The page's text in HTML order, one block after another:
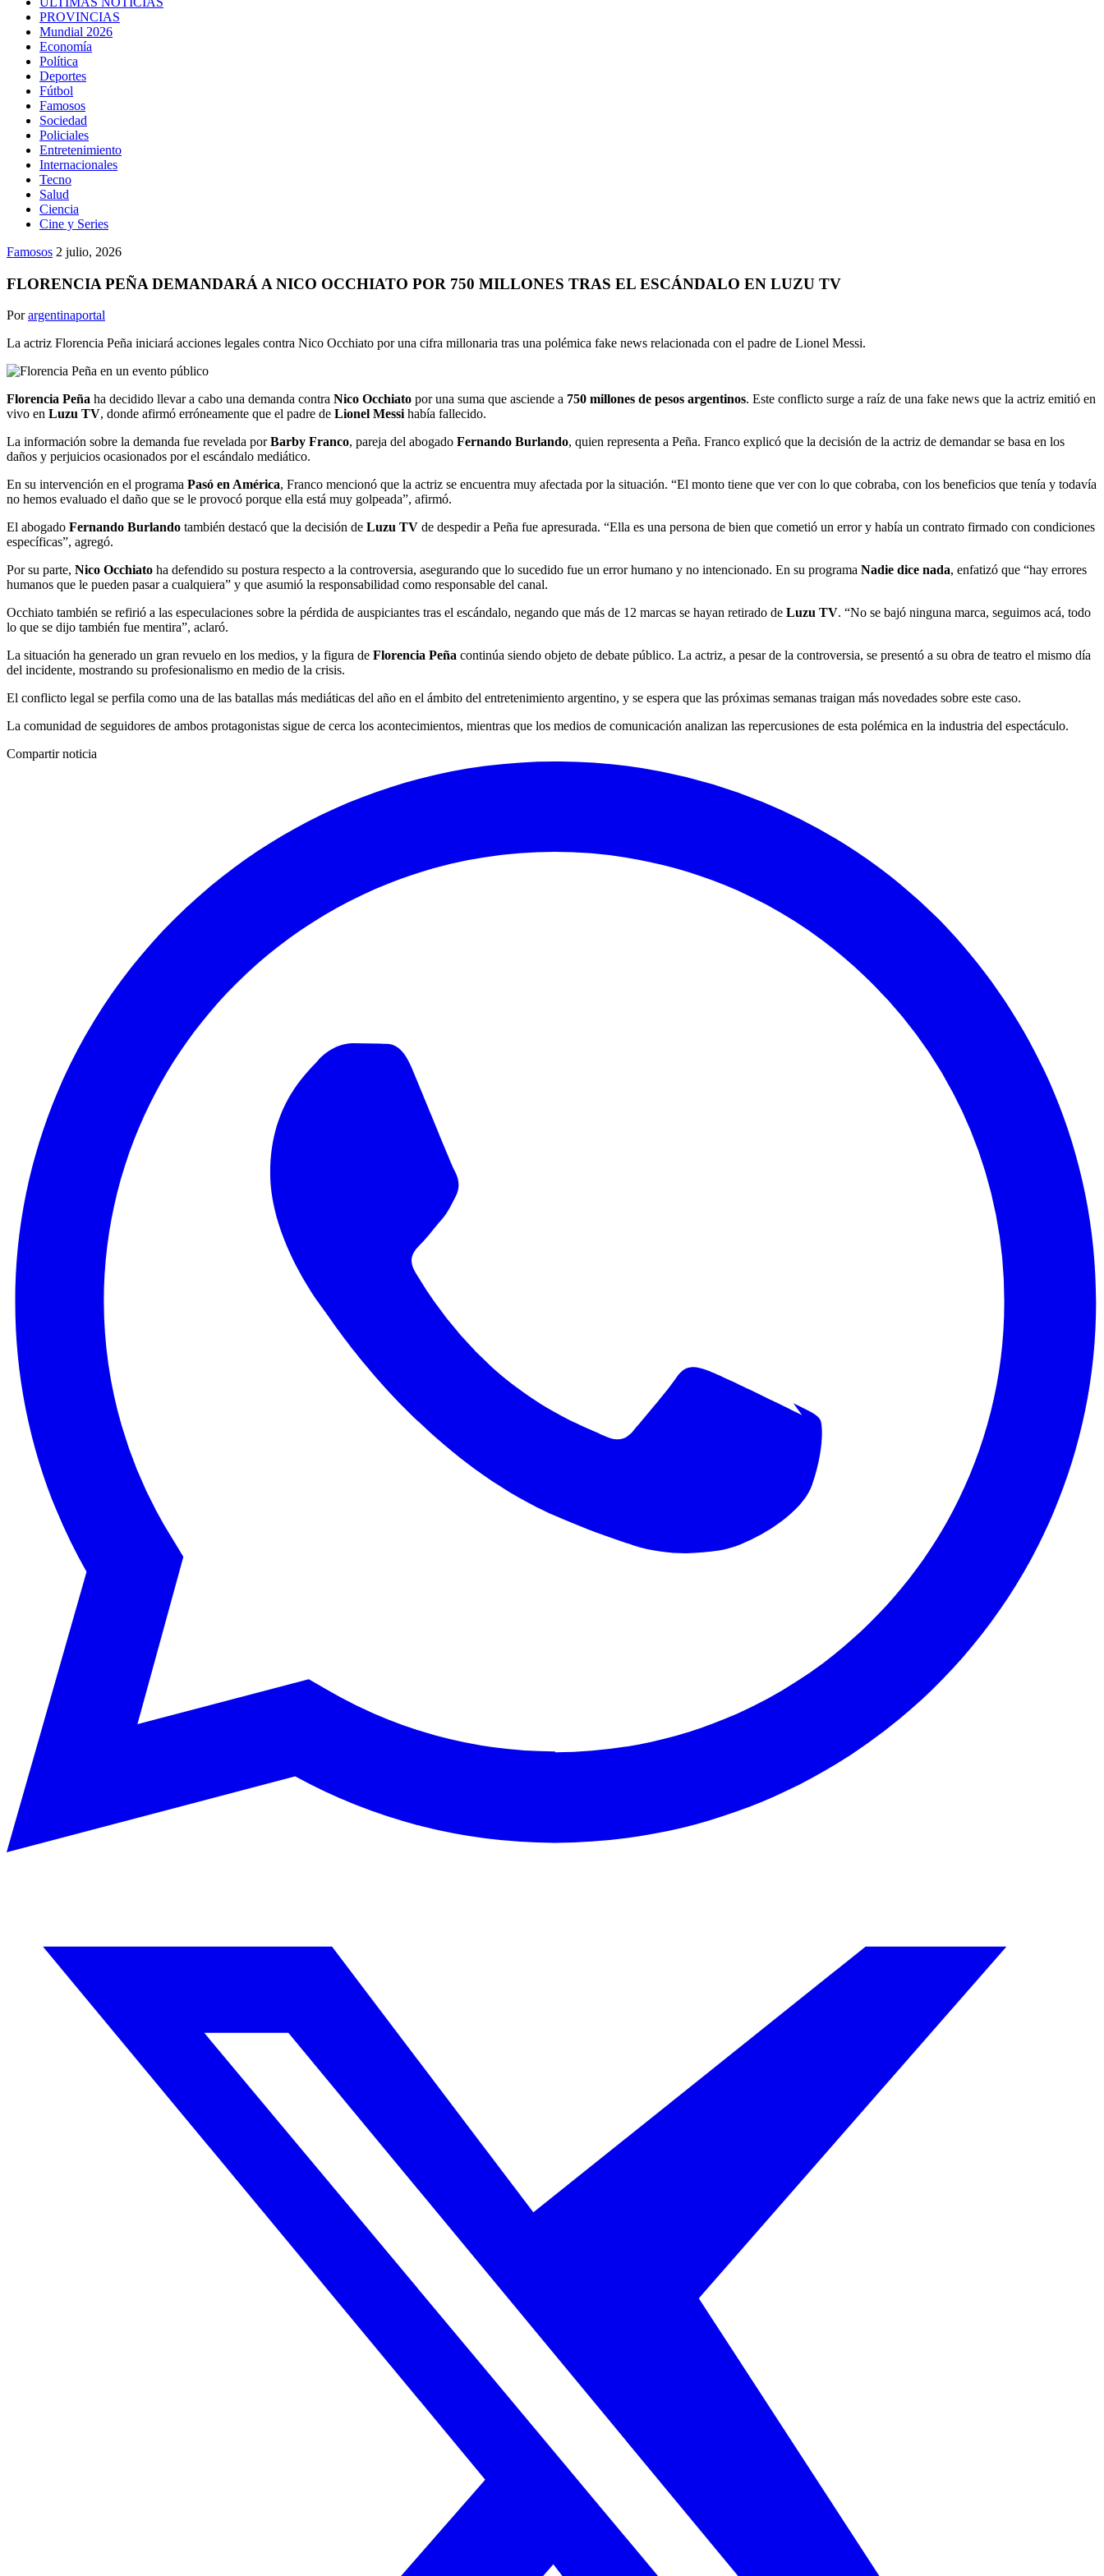
PROVINCIAS
Mundial 2026
Economía
Política
Deportes
Fútbol
Famosos
Sociedad
Policiales
Entretenimiento
Internacionales
Tecno
Salud
Ciencia
Cine y Series
Famosos 2 julio, 2026
FLORENCIA PEÑA DEMANDARÁ A NICO OCCHIATO POR 750 MILLONES TRAS EL ESCÁNDALO EN LUZU TV
Porargentinaportal
La actriz Florencia Peña iniciará acciones legales contra Nico Occhiato por una cifra millonaria tras una polémica fake news relacionada con el padre de Lionel Messi.
Florencia Peña ha decidido llevar a cabo una demanda contra Nico Occhiato por una suma que asciende a 750 millones de pesos argentinos. Este conflicto surge a raíz de una fake news que la actriz emitió en
vivo en Luzu TV, donde afirmó erróneamente que el padre de Lionel Messihabía fallecido.
La información sobre la demanda fue revelada porBarby Franco, pareja del abogado Fernando Burlando, quien representa a Peña. Franco explicó que la decisión de la actriz de demandar se basa en los
daños y perjuicios ocasionados por el escándalo mediático.
En su intervención en el programa Pasó en América, Franco mencionó que la actriz se encuentra muy afectada por la situación. “El monto tiene que ver con lo que cobraba, con los beneficios que tenía y todavía
no hemos evaluado el daño que se le provocó porque ella está muy golpeada”, afirmó.
El abogado Fernando Burlando también destacó que la decisión de Luzu TV de despedir a Peña fue apresurada. “Ella es una persona de bien que cometió un error y había un contrato firmado con condiciones
específicas”, agregó.
Por su parte, Nico Occhiato ha defendido su postura respecto a la controversia, asegurando que lo sucedido fue un error humano y no intencionado. En su programa Nadie dice nada, enfatizó que “hay errores
humanos que le pueden pasar a cualquiera” y que asumió la responsabilidad como responsable del canal.
Occhiato también se refirió a las especulaciones sobre la pérdida de auspiciantes tras el escándalo, negando que más de 12 marcas se hayan retirado de Luzu TV. “No se bajó ninguna marca, seguimos acá, todo
lo que se dijo también fue mentira”, aclaró.
La situación ha generado un gran revuelo en los medios, y la figura de Florencia Peña continúa siendo objeto de debate público. La actriz, a pesar de la controversia, se presentó a su obra de teatro el mismo día
del incidente, mostrando su profesionalismo en medio de la crisis.
El conflicto legal se perfila como una de las batallas más mediáticas del año en el ámbito del entretenimiento argentino, y se espera que las próximas semanas traigan más novedades sobre este caso.
La comunidad de seguidores de ambos protagonistas sigue de cerca los acontecimientos, mientras que los medios de comunicación analizan las repercusiones de esta polémica en la industria del espectáculo.
Compartir noticia